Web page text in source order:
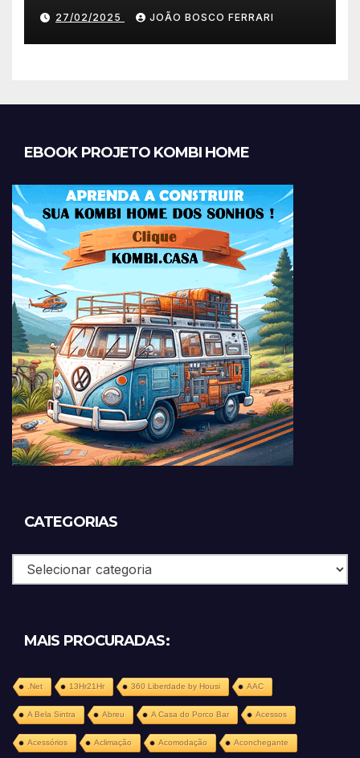
27/02/2025 JOÃO BOSCO FERRARI
EBOOK PROJETO KOMBI HOME
CATEGORIAS
Categorias
MAIS PROCURADAS:
.Net 13Hr21Hr 360 Liberdade by Housi AAC
A Bela Sintra Abreu A Casa do Porco Bar Acessos
Acessórios Aclimação Acomodação Aconchegante